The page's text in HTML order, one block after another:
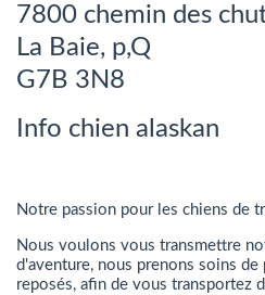
7800 chemin des
La Baie, p,Q
G7B 3N8
Info chien alaskan
Notre passion pour les chiens de
Nous voulons vous transmettre
d'aventure, nous prenons soins
reposés, afin de vous transportez